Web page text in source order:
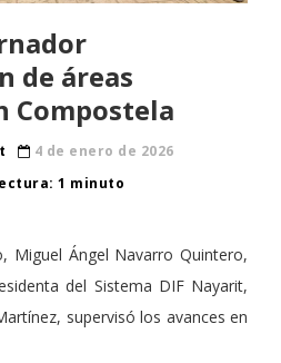
de áreas
Compostela
4 de enero de 2026
1 minuto
Miguel Ángel Navarro Quintero,
del Sistema DIF Nayarit,
supervisó los avances en